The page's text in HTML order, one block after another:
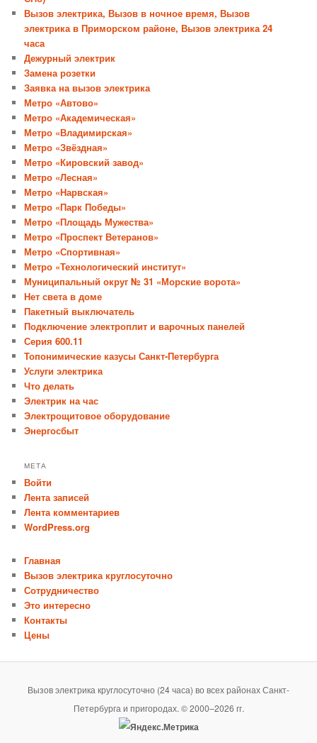
Вызов электрика, Вызов в ночное время, Вызов
электрика в Приморском районе, Вызов электрика 24
часа
Дежурный электрик
Замена розетки
Заявка на вызов электрика
Метро «Автово»
Метро «Академическая»
Метро «Владимирская»
Метро «Звёздная»
Метро «Кировский завод»
Метро «Лесная»
Метро «Нарвская»
Метро «Парк Победы»
Метро «Площадь Мужества»
Метро «Проспект Ветеранов»
Метро «Спортивная»
Метро «Технологический институт»
Муниципальный округ № 31 «Морские ворота»
Нет света в доме
Пакетный выключатель
Подключение электроплит и варочных панелей
Серия 600.11
Топонимические казусы Санкт-Петербурга
Услуги электрика
Что делать
Электрик на час
Электрощитовое оборудование
Энергосбыт
МЕТА
Войти
Лента записей
Лента комментариев
WordPress.org
Главная
Вызов электрика круглосуточно
Сотрудничество
Это интересно
Контакты
Цены
Вызов электрика круглосуточно (24 часа) во всех районах Санкт-
Петербурга и пригородах. © 2000–2026 гг.